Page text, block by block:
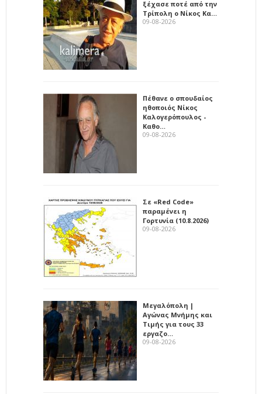
ξέχασε ποτέ από την
Τρίπολη ο Νίκος Κα…
09-08-2026
Πέθανε ο σπουδαίος
ηθοποιός Νίκος
Καλογερόπουλος -
Καθο…
09-08-2026
Σε «Red Code»
παραμένει η
Γορτυνία (10.8.2026)
09-08-2026
Μεγαλόπολη |
Αγώνας Μνήμης και
Τιμής για τους 33
εργαζο…
09-08-2026